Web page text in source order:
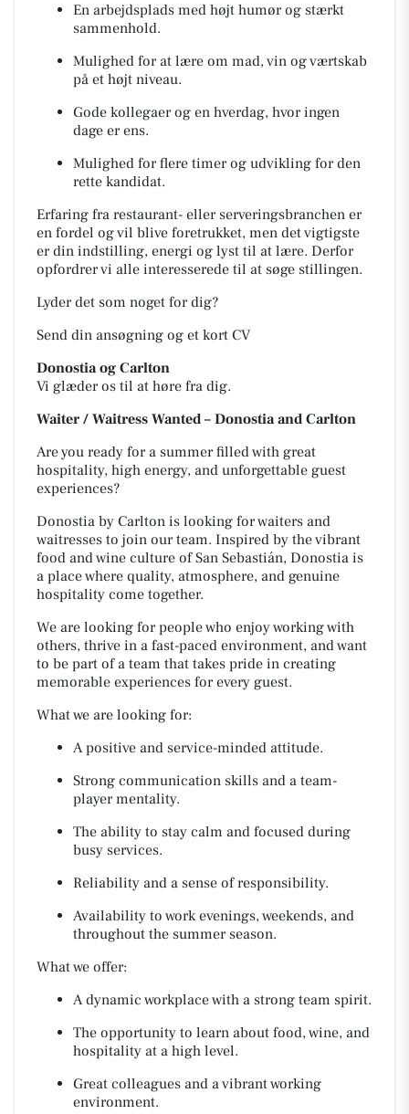
En arbejdsplads med højt humør og stærkt
sammenhold.
Mulighed for at lære om mad, vin og værtskab
på et højt niveau.
Gode kollegaer og en hverdag, hvor ingen
dage er ens.
Mulighed for flere timer og udvikling for den
rette kandidat.
Erfaring fra restaurant- eller serveringsbranchen er
en fordel og vil blive foretrukket, men det vigtigste
er din indstilling, energi og lyst til at lære. Derfor
opfordrer vi alle interesserede til at søge stillingen.
Lyder det som noget for dig?
Send din ansøgning og et kort CV
Donostia og Carlton
Vi glæder os til at høre fra dig.
Waiter / Waitress Wanted – Donostia and Carlton
Are you ready for a summer filled with great
hospitality, high energy, and unforgettable guest
experiences?
Donostia by Carlton is looking for waiters and
waitresses to join our team. Inspired by the vibrant
food and wine culture of San Sebastián, Donostia is
a place where quality, atmosphere, and genuine
hospitality come together.
We are looking for people who enjoy working with
others, thrive in a fast-paced environment, and want
to be part of a team that takes pride in creating
memorable experiences for every guest.
What we are looking for:
A positive and service-minded attitude.
Strong communication skills and a team-
player mentality.
The ability to stay calm and focused during
busy services.
Reliability and a sense of responsibility.
Availability to work evenings, weekends, and
throughout the summer season.
What we offer:
A dynamic workplace with a strong team spirit.
The opportunity to learn about food, wine, and
hospitality at a high level.
Great colleagues and a vibrant working
environment.